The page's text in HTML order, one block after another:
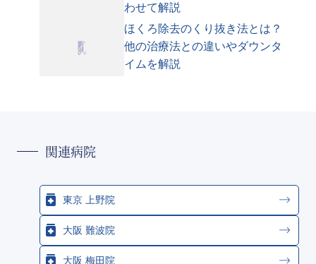
わせて解説
ほくろ除去のくり抜き法とは？
他の治療法との違いやダウンタ
イムを解説
関連病院
東京 上野院
大阪 難波院
大阪 梅田院